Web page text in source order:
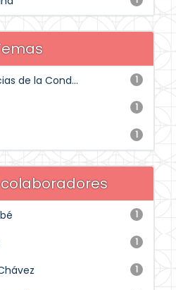
1
de la Cond...
1
1
1
1
1